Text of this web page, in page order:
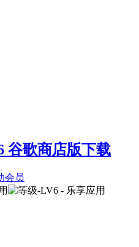
谷歌商店版下载